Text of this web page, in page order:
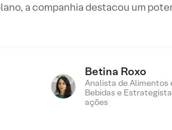
a companhia destacou um
Betina Roxo
Analista de Alimentos
Bebidas e
ações